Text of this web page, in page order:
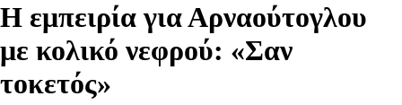
Η εμπειρία για Αρναούτογλου
με κολικό νεφρού: «Σαν
τοκετός»